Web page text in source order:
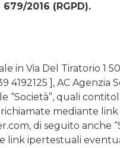
2016 (RGPD).
in Via Del Tiratorio 1
], AC Agenzia
“Società”, quali
mediante
di seguito anche
link ipertestuali